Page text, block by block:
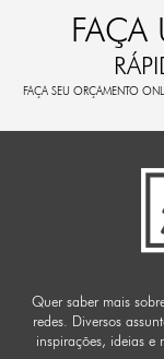
FAÇA
FAÇA SEU ORÇAMENTO
Quer saber mais
redes. Diversos
inspirações, ideias e